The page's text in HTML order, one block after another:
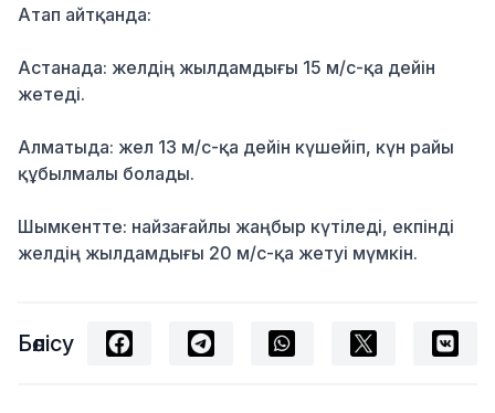
Атап айтқанда:
Астанада: желдің жылдамдығы 15 м/с-қа дейін
жетеді.
Алматыда: жел 13 м/с-қа дейін күшейіп, күн райы
құбылмалы болады.
Шымкентте: найзағайлы жаңбыр күтіледі, екпінді
желдің жылдамдығы 20 м/с-қа жетуі мүмкін.
Бөлісу